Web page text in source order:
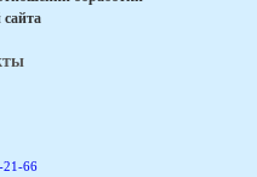
21-66